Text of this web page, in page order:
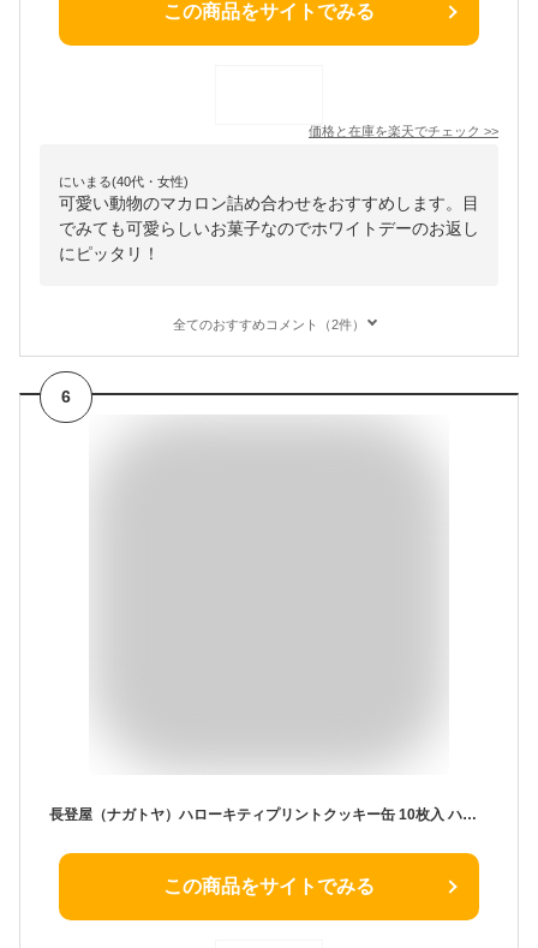
この商品をサイトでみる
価格と在庫を楽天でチェック >>
にいまる(40代・女性)
可愛い動物のマカロン詰め合わせをおすすめします。目
でみても可愛らしいお菓子なのでホワイトデーのお返し
にピッタリ！
全てのおすすめコメント（2件）
6
長登屋（ナガトヤ）ハローキティプリントクッキー缶 10枚入 ハローキティ
この商品をサイトでみる